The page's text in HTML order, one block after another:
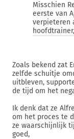
Misschien
eerste van
verpieteren
Zoals bekend zat
zelfde schuitje
uitbleven,
de tijd om het
Ik denk dat ze
om het proces te
ze waarschijnlijk
goed,